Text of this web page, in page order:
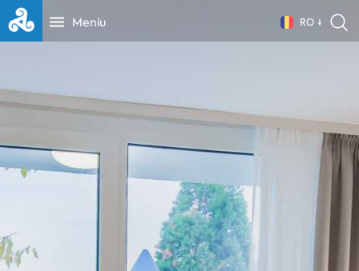
Meniu RO